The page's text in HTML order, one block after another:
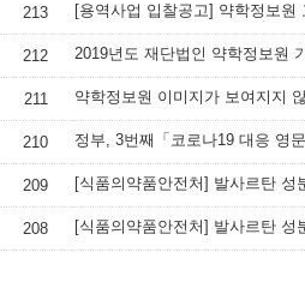
213 [용역사업 입찰공고] 약학정보원
212 2019년도 재단법인 약학정보원
211 약학정보원 이미지가 보여지지
210 정부, 3번째「코로나19 대응 영
209
208